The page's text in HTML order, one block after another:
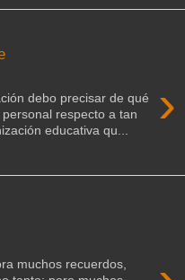
›
debo precisar de qué
respecto a tan
educativa qu...
muchos recuerdos,